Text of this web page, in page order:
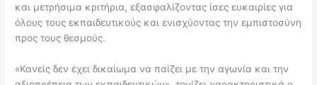
και μετρήσιμα κριτήρια, εξασφαλίζοντας ίσες ευκαιρίες για
όλους τους εκπαιδευτικούς και ενισχύοντας την εμπιστοσύνη
προς τους θεσμούς.
«Κανείς δεν έχει δικαίωμα να παίζει με την αγωνία και την